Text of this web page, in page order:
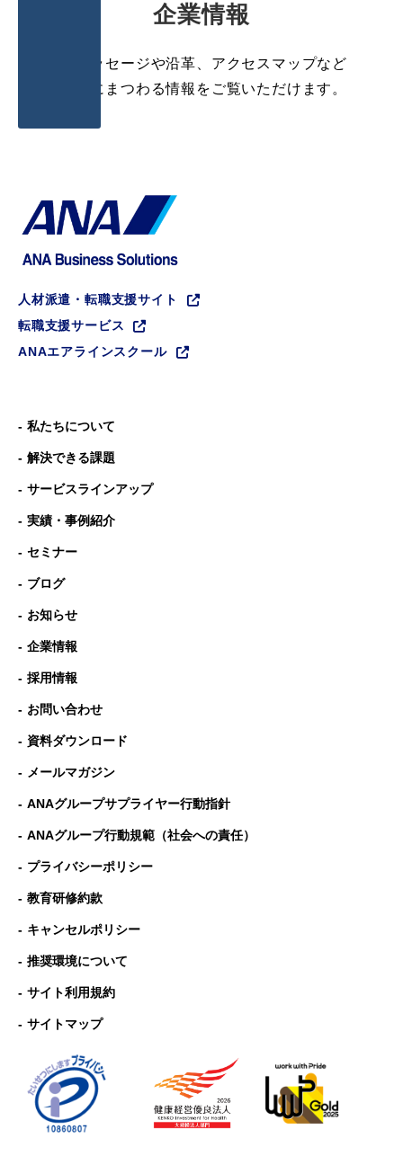
企業情報
代表メッセージや沿革、アクセスマップなど
の企業にまつわる情報をご覧いただけます。
人材派遣・転職支援サイト
転職支援サービス
ANAエアラインスクール
私たちについて
解決できる課題
サービスラインアップ
実績・事例紹介
セミナー
ブログ
お知らせ
企業情報
採用情報
お問い合わせ
資料ダウンロード
メールマガジン
ANAグループサプライヤー行動指針
ANAグループ⾏動規範（社会への責任）
プライバシーポリシー
教育研修約款
キャンセルポリシー
推奨環境について
サイト利用規約
サイトマップ